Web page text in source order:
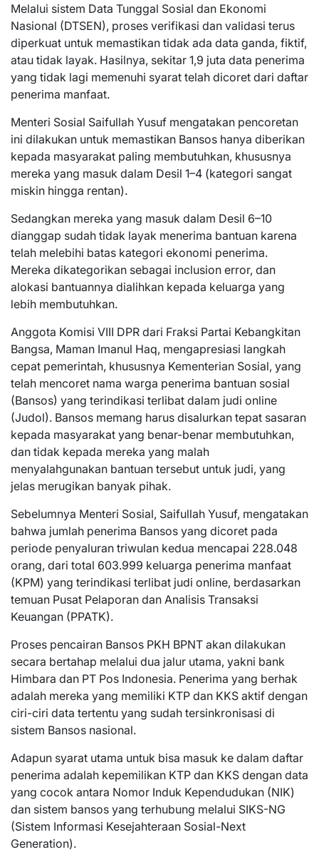
Melalui sistem Data Tunggal Sosial dan Ekonomi
Nasional (DTSEN), proses verifikasi dan validasi terus
diperkuat untuk memastikan tidak ada data ganda, fiktif,
atau tidak layak. Hasilnya, sekitar 1,9 juta data penerima
yang tidak lagi memenuhi syarat telah dicoret dari daftar
penerima manfaat.
Menteri Sosial Saifullah Yusuf mengatakan pencoretan
ini dilakukan untuk memastikan Bansos hanya diberikan
kepada masyarakat paling membutuhkan, khususnya
mereka yang masuk dalam Desil 1–4 (kategori sangat
miskin hingga rentan).
Sedangkan mereka yang masuk dalam Desil 6–10
dianggap sudah tidak layak menerima bantuan karena
telah melebihi batas kategori ekonomi penerima.
Mereka dikategorikan sebagai inclusion error, dan
alokasi bantuannya dialihkan kepada keluarga yang
lebih membutuhkan.
Anggota Komisi VIII DPR dari Fraksi Partai Kebangkitan
Bangsa, Maman Imanul Haq, mengapresiasi langkah
cepat pemerintah, khususnya Kementerian Sosial, yang
telah mencoret nama warga penerima bantuan sosial
(Bansos) yang terindikasi terlibat dalam judi online
(Judol). Bansos memang harus disalurkan tepat sasaran
kepada masyarakat yang benar-benar membutuhkan,
dan tidak kepada mereka yang malah
menyalahgunakan bantuan tersebut untuk judi, yang
jelas merugikan banyak pihak.
Sebelumnya Menteri Sosial, Saifullah Yusuf, mengatakan
bahwa jumlah penerima Bansos yang dicoret pada
periode penyaluran triwulan kedua mencapai 228.048
orang, dari total 603.999 keluarga penerima manfaat
(KPM) yang terindikasi terlibat judi online, berdasarkan
temuan Pusat Pelaporan dan Analisis Transaksi
Keuangan (PPATK).
Proses pencairan Bansos PKH BPNT akan dilakukan
secara bertahap melalui dua jalur utama, yakni bank
Himbara dan PT Pos Indonesia. Penerima yang berhak
adalah mereka yang memiliki KTP dan KKS aktif dengan
ciri-ciri data tertentu yang sudah tersinkronisasi di
sistem Bansos nasional.
Adapun syarat utama untuk bisa masuk ke dalam daftar
penerima adalah kepemilikan KTP dan KKS dengan data
yang cocok antara Nomor Induk Kependudukan (NIK)
dan sistem bansos yang terhubung melalui SIKS-NG
(Sistem Informasi Kesejahteraan Sosial-Next
Generation).